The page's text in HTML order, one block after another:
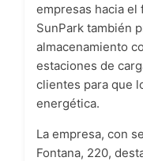
empresas hacia el
SunPark también
almacenamiento
estaciones de
clientes para que
energética.
La empresa, con
Fontana, 220,